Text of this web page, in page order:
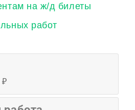
на ж/д билеты
работ
₽